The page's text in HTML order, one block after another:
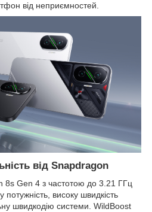
від неприємностей.
від Snapdragon
Gen 4 з частотою до 3.21 ГГц
високу швидкість
швидкодію системи. WildBoost